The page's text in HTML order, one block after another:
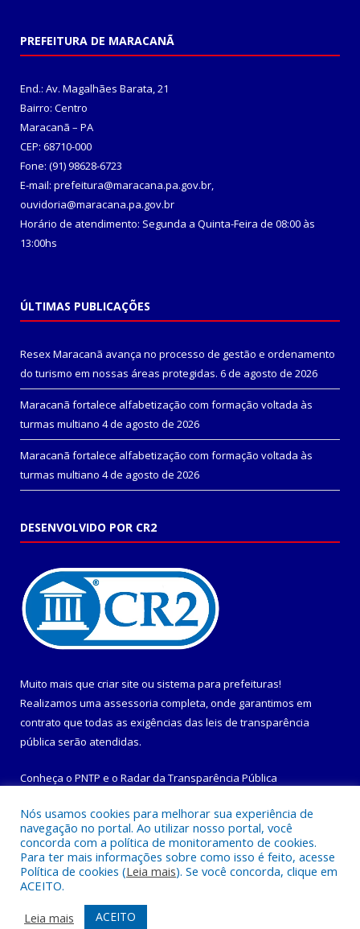
PREFEITURA DE MARACANÃ
End.: Av. Magalhães Barata, 21
Bairro: Centro
Maracanã – PA
CEP: 68710-000
Fone: (91) 98628-6723
E-mail: prefeitura@maracana.pa.gov.br,
ouvidoria@maracana.pa.gov.br
Horário de atendimento: Segunda a Quinta-Feira de 08:00 às
13:00hs
ÚLTIMAS PUBLICAÇÕES
Resex Maracanã avança no processo de gestão e ordenamento
do turismo em nossas áreas protegidas. 6 de agosto de 2026
Maracanã fortalece alfabetização com formação voltada às
turmas multiano 4 de agosto de 2026
Maracanã fortalece alfabetização com formação voltada às
turmas multiano 4 de agosto de 2026
DESENVOLVIDO POR CR2
Muito mais que criar site ou sistema para prefeituras!
Realizamos uma assessoria completa, onde garantimos em
contrato que todas as exigências das leis de transparência
pública serão atendidas.
Conheça o PNTP e o Radar da Transparência Pública
Todos os direitos reservados a Prefeitura Municipal de
Maracanã.
Mapa do Site
Acessar Área Administrativa
Nós usamos cookies para melhorar sua experiência de
navegação no portal. Ao utilizar nosso portal, você
concorda com a política de monitoramento de cookies.
Para ter mais informações sobre como isso é feito, acesse
Política de cookies (Leia mais). Se você concorda, clique em
ACEITO.
Leia mais
ACEITO